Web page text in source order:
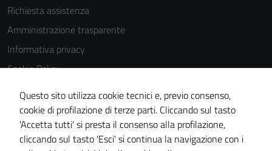
Richiesta assistenza
Amministrazione trasparente
Informativa privacy
Cookie Policy
Note legali
Dichiarazione di accessibilità
Piano di miglioramento del sito
Statistiche sito web
Questo sito utilizza cookie tecnici e, previo consenso,
cookie di profilazione di terze parti. Cliccando sul tasto
'Accetta tutti' si presta il consenso alla profilazione,
cliccando sul tasto 'Esci' si continua la navigazione con i